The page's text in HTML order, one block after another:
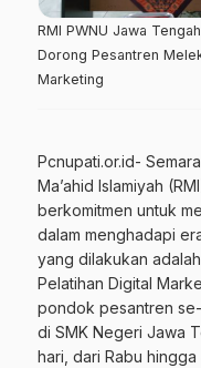
RMI PWNU Jawa
Dorong Pesantren
Marketing
Pcnupati.or.id-
Ma’ahid Islamiyah
berkomitmen untuk
dalam menghadapi
yang dilakukan
Pelatihan Digital
pondok pesantren
di SMK Negeri Jawa
hari, dari Rabu hingga